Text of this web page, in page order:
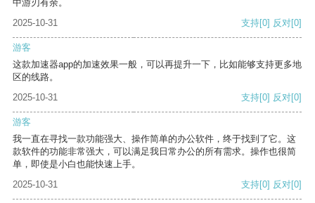
中游刃有余。
2025-10-31
支持[0] 反对[0]
游客
这款加速器app的加速效果一般，可以再提升一下，比如能够支持更多地
区的线路。
2025-10-31
支持[0] 反对[0]
游客
我一直在寻找一款功能强大、操作简单的办公软件，终于找到了它。这
款软件的功能非常强大，可以满足我日常办公的所有需求。操作也很简
单，即使是小白也能快速上手。
2025-10-31
支持[0] 反对[0]